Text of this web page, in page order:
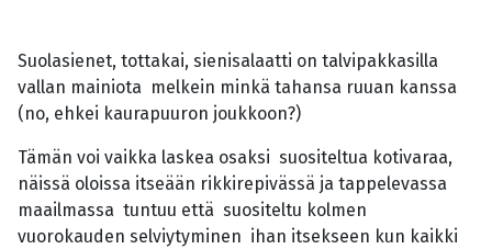
Suolasienet, tottakai, sienisalaatti on talvipakkasilla
vallan mainiota melkein minkä tahansa ruuan kanssa
(no, ehkei kaurapuuron joukkoon?)
Tämän voi vaikka laskea osaksi suositeltua kotivaraa,
näissä oloissa itseään rikkirepivässä ja tappelevassa
maailmassa tuntuu että suositeltu kolmen
vuorokauden selviytyminen ihan itsekseen kun kaikki